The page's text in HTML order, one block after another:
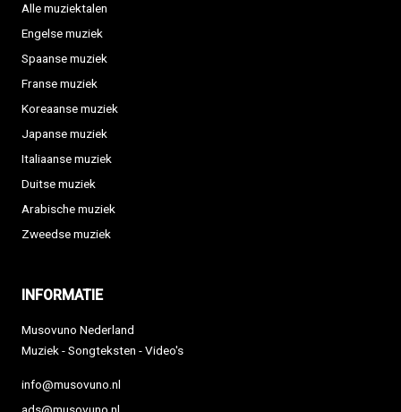
Alle muziektalen
Engelse muziek
Spaanse muziek
Franse muziek
Koreaanse muziek
Japanse muziek
Italiaanse muziek
Duitse muziek
Arabische muziek
Zweedse muziek
INFORMATIE
Musovuno Nederland
Muziek - Songteksten - Video's
info@musovuno.nl